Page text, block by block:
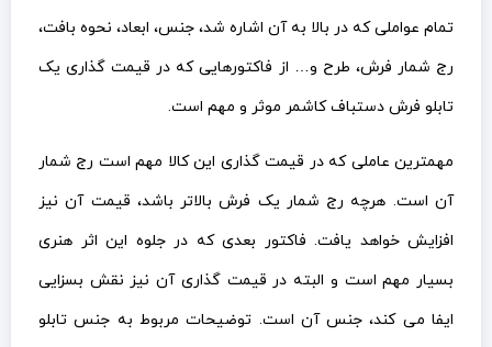
تمام عواملی که در بالا به آن اشاره شد، جنس، ابعاد، نحوه بافت،
رج شمار فرش، طرح و… از فاکتورهایی که در قیمت گذاری یک
تابلو فرش دستباف کاشمر موثر و مهم است.
مهمترین عاملی که در قیمت گذاری این کالا مهم است رج شمار
آن است. هرچه رج شمار یک فرش بالاتر باشد، قیمت آن نیز
افزایش خواهد یافت. فاکتور بعدی که در جلوه این اثر هنری
بسیار مهم است و البته در قیمت گذاری آن نیز نقش بسزایی
ایفا می کند، جنس آن است. توضیحات مربوط به جنس تابلو